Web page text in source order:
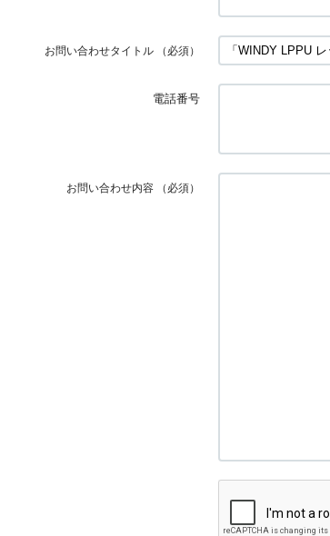
お問い合わせタイトル （必須）
電話番号
お問い合わせ内容 （必須）